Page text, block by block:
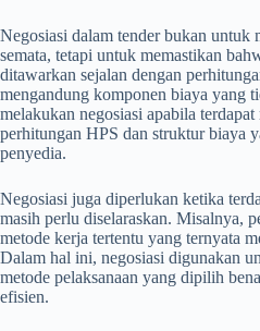
Negosiasi dalam tender bukan untuk
semata, tetapi untuk memastikan
ditawarkan sejalan dengan
mengandung komponen biaya yang
melakukan negosiasi apabila terdapat
perhitungan HPS dan struktur biaya
penyedia.
Negosiasi juga diperlukan ketika
masih perlu diselaraskan. Misalnya,
metode kerja tertentu yang ternyata
Dalam hal ini, negosiasi digunakan
metode pelaksanaan yang dipilih
efisien.